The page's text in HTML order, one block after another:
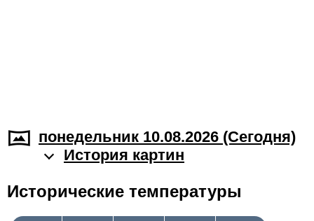
понедельник 10.08.2026 (Cегодня)
История картин
Исторические температуры